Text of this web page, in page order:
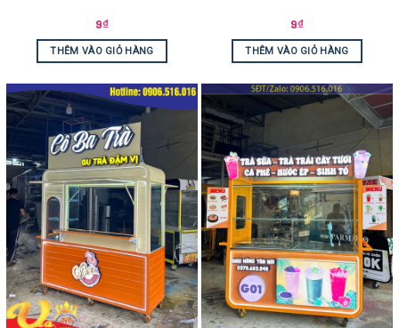
9₫
THÊM VÀO GIỎ HÀNG
9₫
THÊM VÀO GIỎ HÀNG